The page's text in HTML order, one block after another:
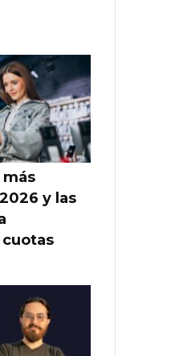
más
y las